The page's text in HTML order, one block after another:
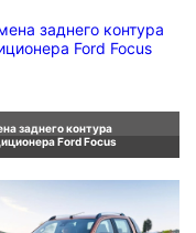
заднего контура
Ford Focus